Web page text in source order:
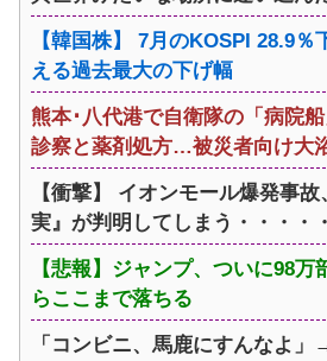
【韓国株】 7月のKOSPI 28.9
える過去最大の下げ幅
熊本･八代港で自衛隊の「病院船
診察と薬剤処方…被災者向け大
【衝撃】 イオンモール爆発事
実』が判明してしまう・・・・
【悲報】ジャンプ、ついに98
らここまで落ちる
「コンビニ、馬鹿にすんなよ